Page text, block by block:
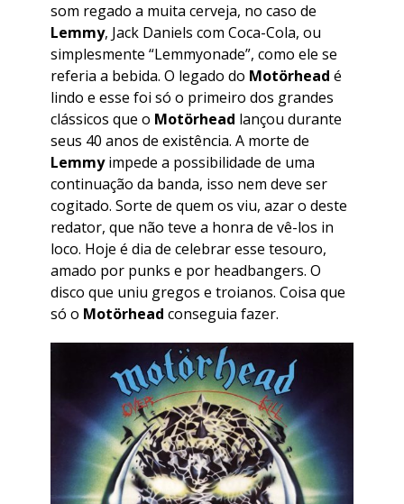
som regado a muita cerveja, no caso de
Lemmy, Jack Daniels com Coca-Cola, ou
simplesmente “Lemmyonade”, como ele se
referia a bebida. O legado do Motörhead é
lindo e esse foi só o primeiro dos grandes
clássicos que o Motörhead lançou durante
seus 40 anos de existência. A morte de
Lemmyimpede a possibilidade de uma
continuação da banda, isso nem deve ser
cogitado. Sorte de quem os viu, azar o deste
redator, que não teve a honra de vê-los in
loco. Hoje é dia de celebrar esse tesouro,
amado por punks e por headbangers. O
disco que uniu gregos e troianos. Coisa que
só o Motörhead conseguia fazer.